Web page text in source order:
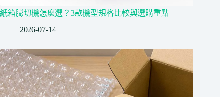
紙箱膨切機怎麼選？3款機型規格比較與選購重點
2026-07-14